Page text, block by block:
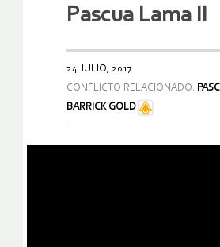
Pascua Lama II
24 JULIO, 2017
CONFLICTO RELACIONADO:
BARRICK GOLD